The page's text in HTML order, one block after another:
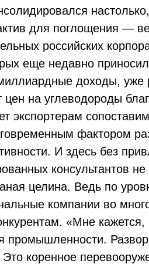
для поглощения —
российских
еще недавно
доходы, уже
на углеводороды
экспортерам
фактором
И здесь без
консультантов
целина. Ведь по
компании во
«Мне кажется,
промышленности.
коренное